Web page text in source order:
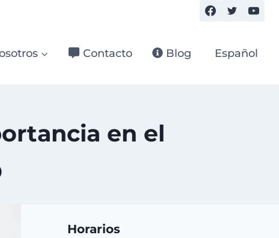
Contacto Blog Español
en el
Horarios